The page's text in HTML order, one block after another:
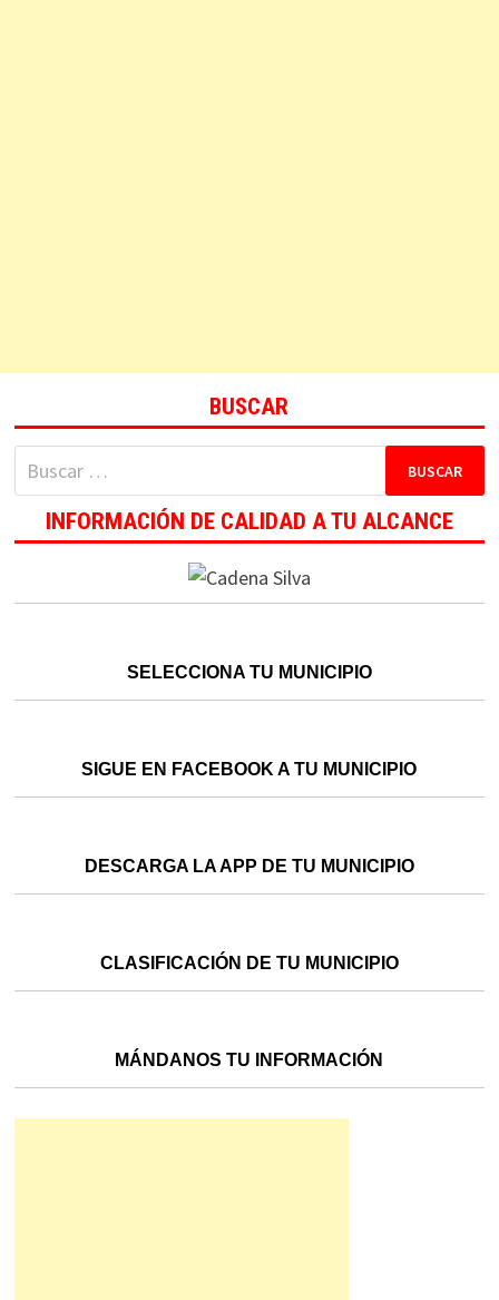
BUSCAR
Buscar:
INFORMACIÓN DE CALIDAD A TU ALCANCE
SELECCIONA TU MUNICIPIO
SIGUE EN FACEBOOK A TU MUNICIPIO
DESCARGA LA APP DE TU MUNICIPIO
CLASIFICACIÓN DE TU MUNICIPIO
MÁNDANOS TU INFORMACIÓN